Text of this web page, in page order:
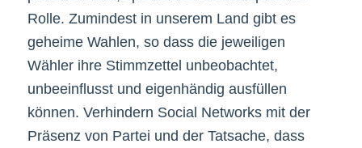
Rolle. Zumindest in unserem Land gibt es
geheime Wahlen, so dass die jeweiligen
Wähler ihre Stimmzettel unbeobachtet,
unbeeinflusst und eigenhändig ausfüllen
können. Verhindern Social Networks mit der
Präsenz von Partei und der Tatsache, dass